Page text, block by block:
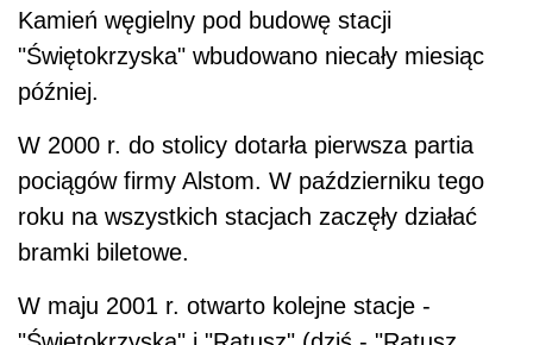
Kamień węgielny pod budowę stacji
"Świętokrzyska" wbudowano niecały miesiąc
później.
W 2000 r. do stolicy dotarła pierwsza partia
pociągów firmy Alstom. W październiku tego
roku na wszystkich stacjach zaczęły działać
bramki biletowe.
W maju 2001 r. otwarto kolejne stacje -